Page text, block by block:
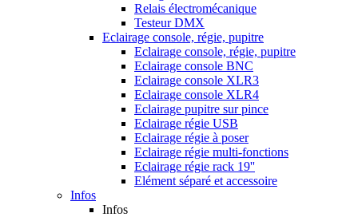
Relais électromécanique
Testeur DMX
Eclairage console, régie, pupitre
Eclairage console, régie, pupitre
Eclairage console BNC
Eclairage console XLR3
Eclairage console XLR4
Eclairage pupitre sur pince
Eclairage régie USB
Eclairage régie à poser
Eclairage régie multi-fonctions
Eclairage régie rack 19''
Elément séparé et accessoire
Infos
Infos